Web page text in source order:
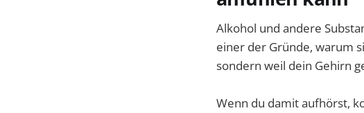
Alkohol und andere
einer der Gründe, warum
sondern weil dein Gehirn
Wenn du damit aufhörst,